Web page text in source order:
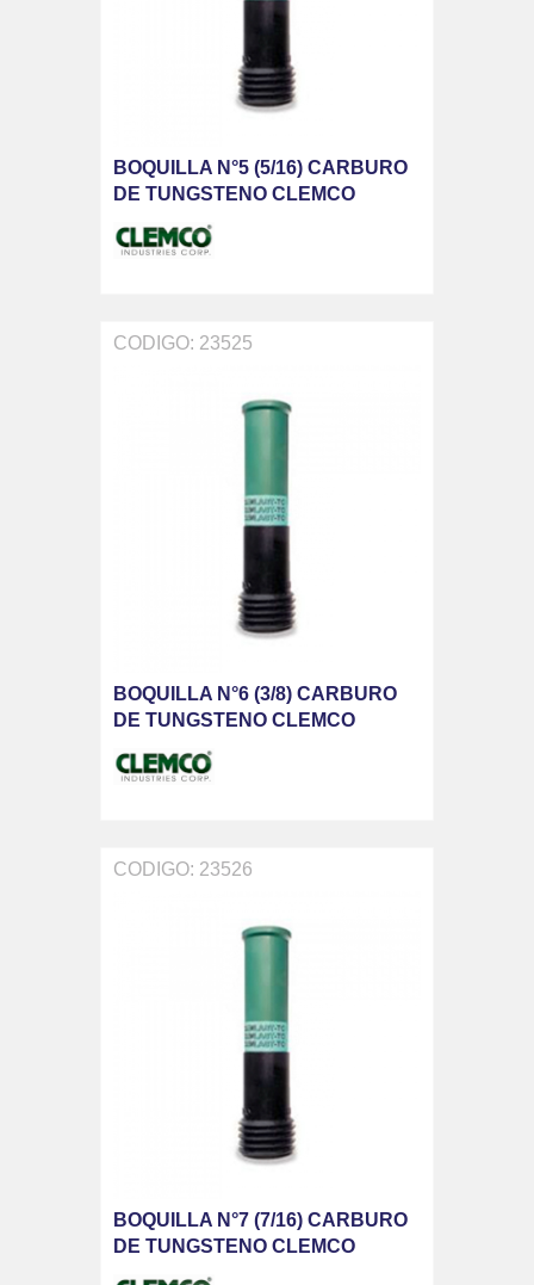
BOQUILLA N°5 (5/16) CARBURO
DE TUNGSTENO CLEMCO
CODIGO: 23525
BOQUILLA N°6 (3/8) CARBURO
DE TUNGSTENO CLEMCO
CODIGO: 23526
BOQUILLA N°7 (7/16) CARBURO
DE TUNGSTENO CLEMCO